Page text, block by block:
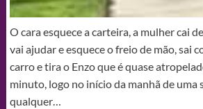
O cara esquece a carteira, a mulher cai
vai ajudar e esquece o freio de mão, sai
carro e tira o Enzo que é quase
minuto, logo no início da manhã de uma
qualquer…